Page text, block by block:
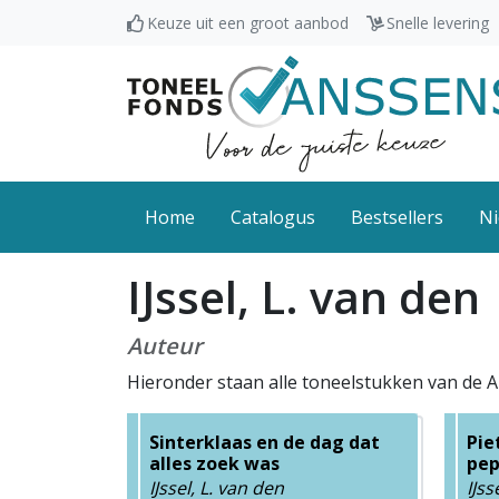
Keuze uit een groot aanbod Snelle levering
Home Catalogus Bestsellers
IJssel, L. van den
Auteur
Hieronder staan alle toneelstukken van de
Sinterklaas en de dag dat
alles zoek was
IJssel, L. van den